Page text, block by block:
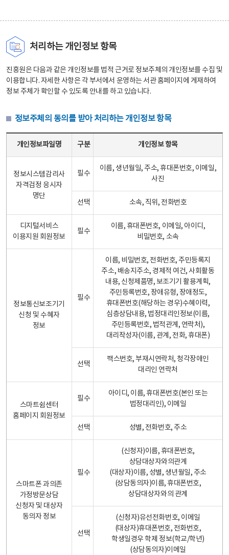
처리하는 개인정보 항목
진흥원은 다음과 같은 개인정보를 법적 근거로 정보주체의 개인정보를 수집 및
이용합니다. 자세한 사항은 각 부서에서 운영하는 서관 홈페이지에 게재하여
정보 주체가 확인할 수 있도록 안내를 하고 있습니다.
정보주체의 동의를 받아 처리하는 개인정보 항목
개인정보파일명 구분 개인정보 항목
정보시스템감리사
자격검정 응시자
명단
필수
이름, 생년월일, 주소, 휴대폰번호, 이메일,
사진
선택 소속, 직위, 전화번호
디지털서비스
이용지원 회원정보
필수
이름, 휴대폰번호, 이메일, 아이디,
비밀번호, 소속
정보통신보조기기
신청 및 수혜자
정보
필수
이름, 비밀번호, 전화번호, 주민등록지
주소, 배송지주소, 경제적 여건, 사회활동
내용, 신청제품명, 보조기기 활용계획,
주민등록번호, 장애유형, 장애정도,
휴대폰번호(해당하는 경우)수혜이력,
심층상담내용, 법정대리인정보(이름,
주민등록번호, 법적관계, 연락처),
대리작성자(이름, 관계, 전화, 휴대폰)
선택
팩스번호, 부재시연락처, 청각장애인
대리인 연락처
스마트쉼센터
홈페이지 회원정보
필수
아이디, 이름, 휴대폰번호(본인 또는
법정대리인), 이메일
선택 성별, 전화번호, 주소
스마트폰 과의존
가정방문상담
신청자 및 대상자
동의자 정보
필수
(신청자)이름, 휴대폰번호,
상담대상자와의관계
(대상자)이름, 성별, 생년월일, 주소
(상담동의자)이름, 휴대폰번호,
상담대상자와의 관계
선택
(신청자)유선전화번호, 이메일
(대상자)휴대폰번호, 전화번호,
학생일경우 학제 정보(학교/학년)
(상담동의자)이메일